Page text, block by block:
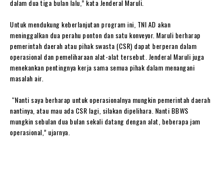
dalam dua tiga bulan lalu,” kata Jenderal Maruli.
‎Untuk mendukung keberlanjutan program ini, TNI AD akan
meninggalkan dua perahu ponton dan satu konveyor. Maruli berharap
pemerintah daerah atau pihak swasta (CSR) dapat berperan dalam
operasional dan pemeliharaan alat-alat tersebut. Jenderal Maruli juga
menekankan pentingnya kerja sama semua pihak dalam menangani
masalah air.
‎ “Nanti saya berharap untuk operasionalnya mungkin pemerintah daerah
nantinya, atau mau ada CSR lagi, silakan dipelihara. Nanti BBWS
mungkin sebulan dua bulan sekali datang dengan alat, beberapa jam
operasional,” ujarnya.